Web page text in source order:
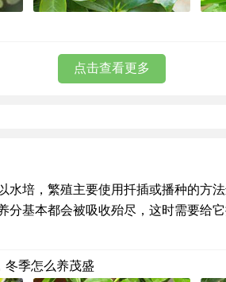
点击查看更多
水培，繁殖主要使用扦插或播种的方
分基本都会被吸收殆尽，这时需要给
冬季怎么养茂盛